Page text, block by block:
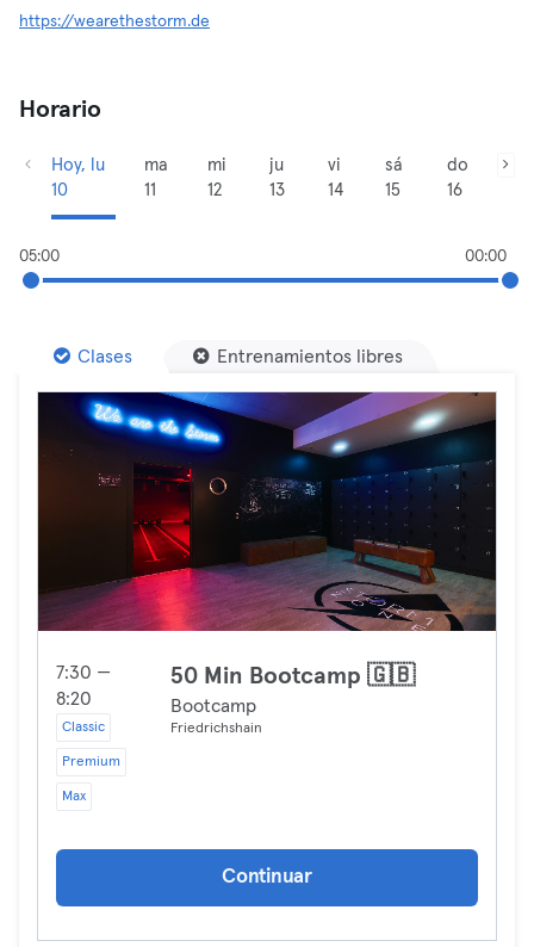
https://wearethestorm.de
Horario
Hoy, lu
10
ma
11
mi
12
ju
13
vi
14
sá
15
do
16
05:00 00:00
Clases Entrenamientos libres
7:30 —
8:20
Classic
Premium
Max
50 Min Bootcamp 🇬🇧
Bootcamp
Friedrichshain
Continuar